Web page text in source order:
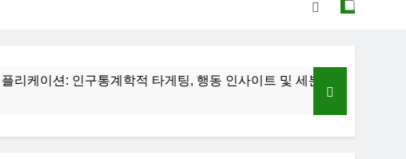
케이션: 설득력 있는 콘텐츠, 리드 생성 및 참여
: 인구통계학적 타게팅, 행동 인사이트 및 세분화